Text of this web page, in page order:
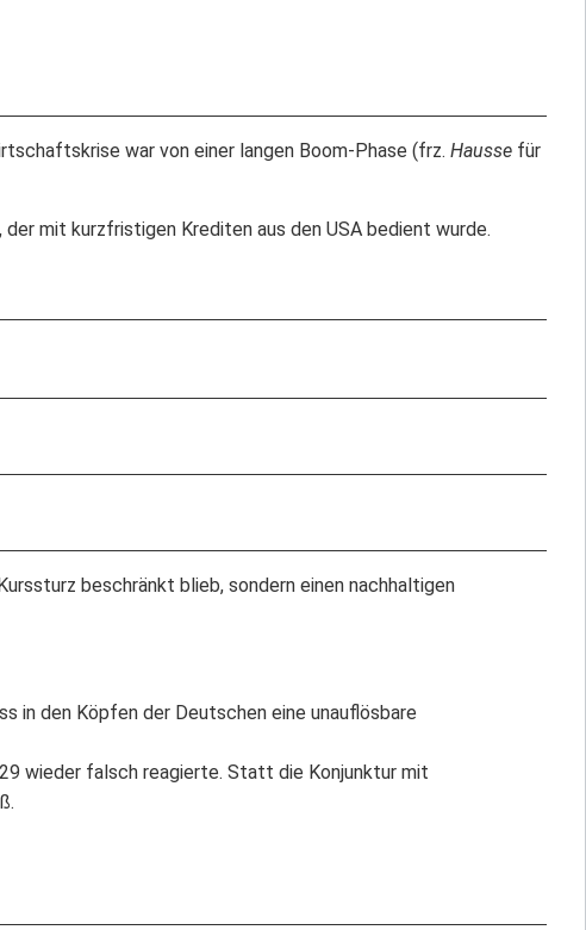
war von einer langen Boom-Phase (frz. Hausse für
mit kurzfristigen Krediten aus den USA bedient wurde.
beschränkt blieb, sondern einen nachhaltigen
in den Köpfen der Deutschen eine unauflösbare
wieder falsch reagierte. Statt die Konjunktur mit